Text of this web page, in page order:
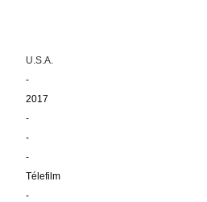
U.S.A.
-
2017
-
-
-
Télefilm
-